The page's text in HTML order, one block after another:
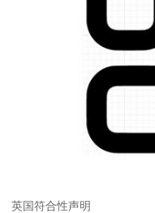
英国符合性声明